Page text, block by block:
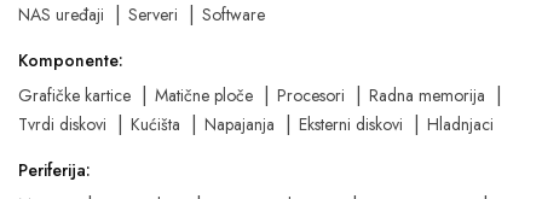
NAS uređaji
Serveri
Software
Komponente:
Grafičke kartice
Matične ploče Procesori
Radna memorija
Tvrdi diskovi
Kućišta Napajanja Eksterni diskovi
Hladnjaci
Periferija: